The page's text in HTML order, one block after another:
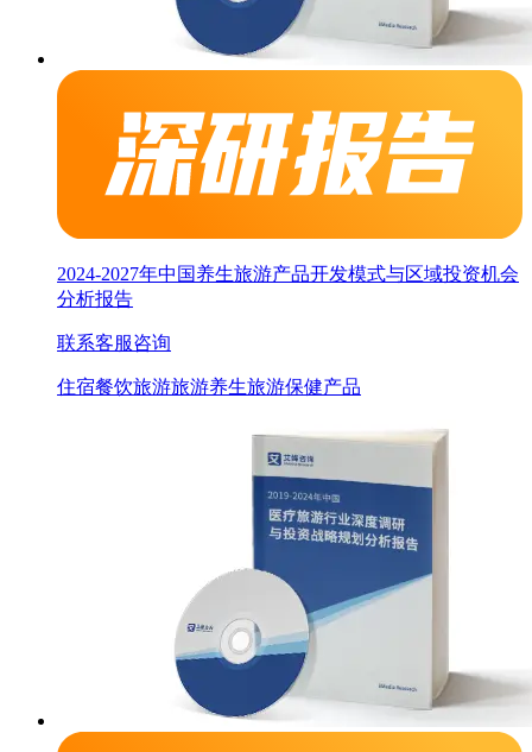
2024-2027年中国养生旅游产品开发模式与区域投资机会
分析报告
联系客服咨询
住宿餐饮旅游旅游养生旅游保健产品